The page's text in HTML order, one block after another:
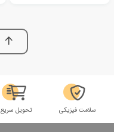
سلامت فیزیکی تحویل سریع